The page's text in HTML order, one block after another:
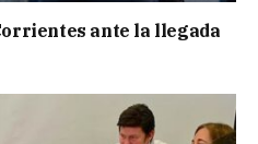
ante la llegada